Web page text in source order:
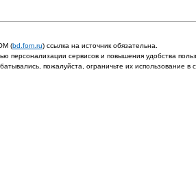
(bd.fom.ru) ссылка на источник обязательна.
сервисов и повышения удобства
пожалуйста, ограничьте их использование в